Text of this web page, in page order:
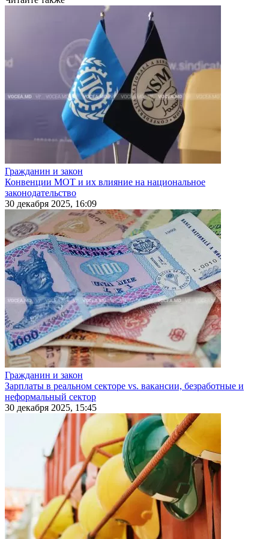
Гражданин и закон
Конвенции МОТ и их влияние на национальное
законодательство
30 декабря 2025, 16:09
Гражданин и закон
Зарплаты в реальном секторе vs. вакансии, безработные и
неформальный сектор
30 декабря 2025, 15:45